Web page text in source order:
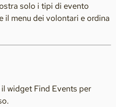
solo i tipi di evento
il menu dei volontari e ordina
widget Find Events per